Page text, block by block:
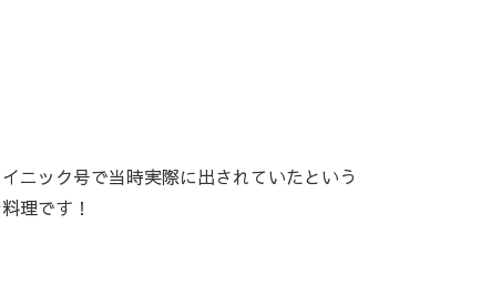
ニック号で当時実際に出されていたという
理です！